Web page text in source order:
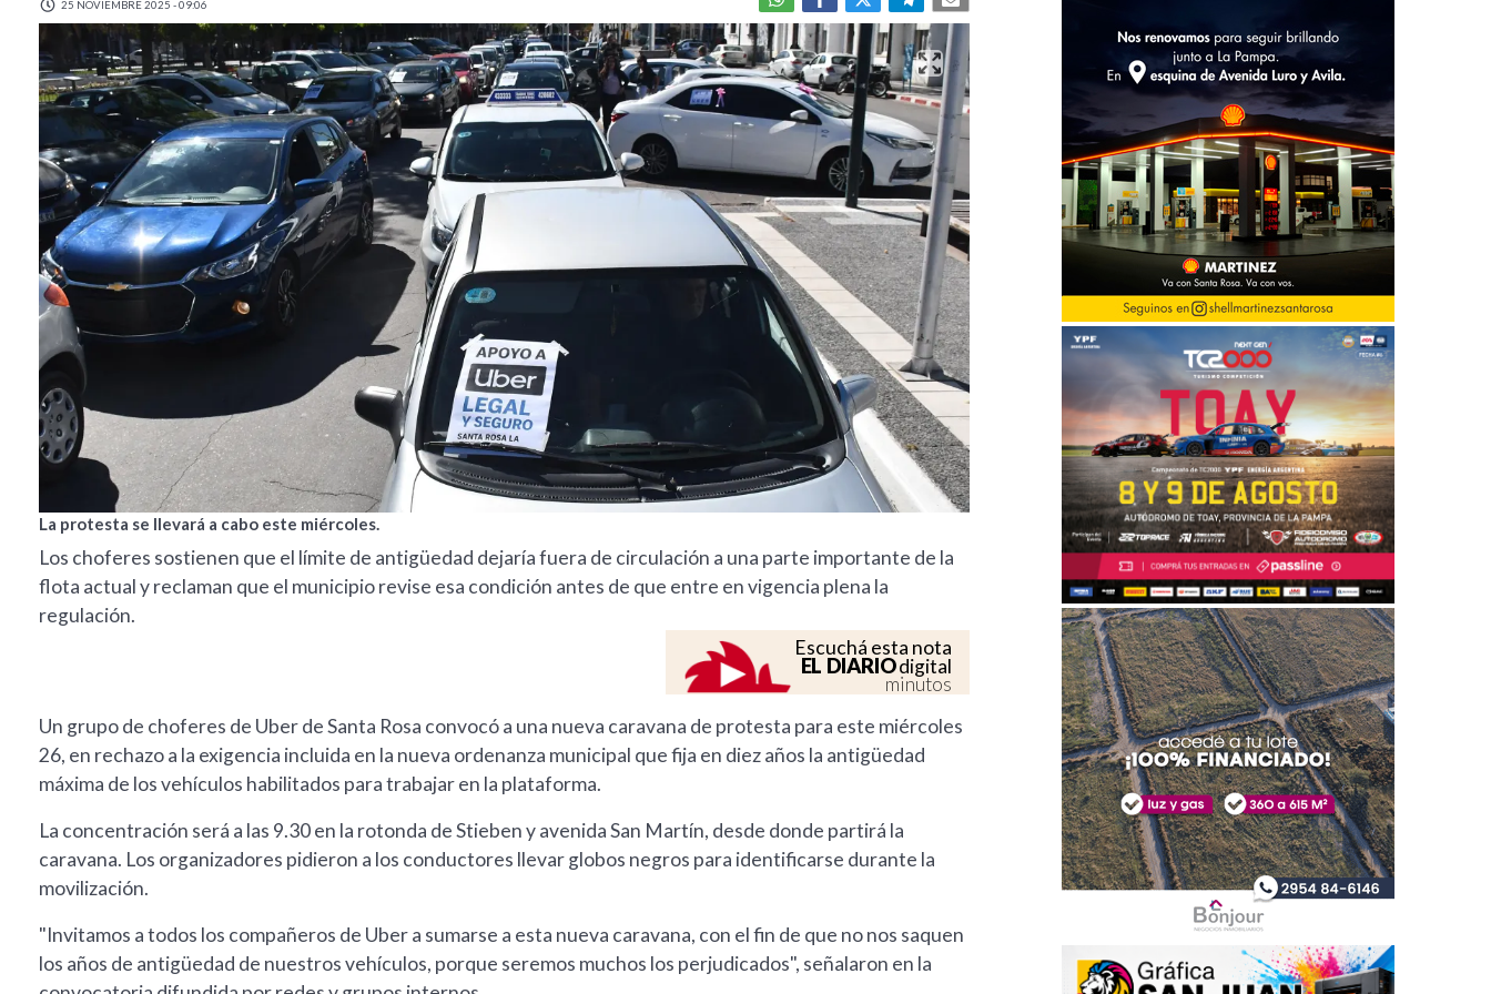
25 NOVIEMBRE 2025 - 09:06
La protesta se llevará a cabo este miércoles.
Los choferes sostienen que el límite de antigüedad dejaría fuera de circulación a una parte importante de la
flota actual y reclaman que el municipio revise esa condición antes de que entre en vigencia plena la
regulación.
Escuchá esta nota
EL DIARIOdigital
minutos
Un grupo de choferes de Uber de Santa Rosa convocó a una nueva caravana de protesta para este miércoles
26, en rechazo a la exigencia incluida en la nueva ordenanza municipal que fija en diez años la antigüedad
máxima de los vehículos habilitados para trabajar en la plataforma.
La concentración será a las 9.30 en la rotonda de Stieben y avenida San Martín, desde donde partirá la
caravana. Los organizadores pidieron a los conductores llevar globos negros para identificarse durante la
movilización.
"Invitamos a todos los compañeros de Uber a sumarse a esta nueva caravana, con el fin de que no nos saquen
los años de antigüedad de nuestros vehículos, porque seremos muchos los perjudicados", señalaron en la